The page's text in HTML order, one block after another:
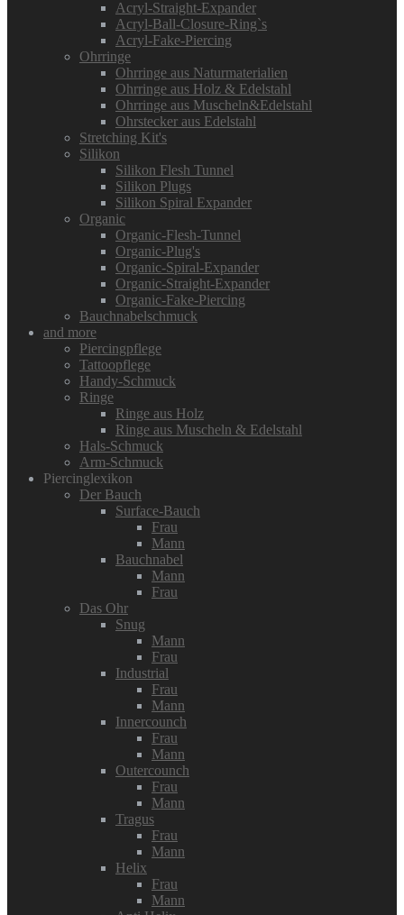
Acryl-Straight-Expander
Acryl-Ball-Closure-Ring`s
Acryl-Fake-Piercing
Ohrringe
Ohrringe aus Naturmaterialien
Ohrringe aus Holz & Edelstahl
Ohrringe aus Muscheln&Edelstahl
Ohrstecker aus Edelstahl
Stretching Kit's
Silikon
Silikon Flesh Tunnel
Silikon Plugs
Silikon Spiral Expander
Organic
Organic-Flesh-Tunnel
Organic-Plug's
Organic-Spiral-Expander
Organic-Straight-Expander
Organic-Fake-Piercing
Bauchnabelschmuck
and more
Piercingpflege
Tattoopflege
Handy-Schmuck
Ringe
Ringe aus Holz
Ringe aus Muscheln & Edelstahl
Hals-Schmuck
Arm-Schmuck
Piercinglexikon
Der Bauch
Surface-Bauch
Frau
Mann
Bauchnabel
Mann
Frau
Das Ohr
Snug
Mann
Frau
Industrial
Frau
Mann
Innercounch
Frau
Mann
Outercounch
Frau
Mann
Tragus
Frau
Mann
Helix
Frau
Mann